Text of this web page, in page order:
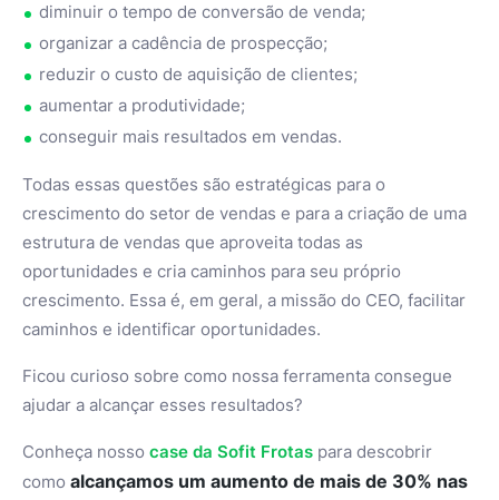
diminuir o tempo de conversão de venda;
organizar a cadência de prospecção;
reduzir o custo de aquisição de clientes;
aumentar a produtividade;
conseguir mais resultados em vendas.
Todas essas questões são estratégicas para o
crescimento do setor de vendas e para a criação de uma
estrutura de vendas que aproveita todas as
oportunidades e cria caminhos para seu próprio
crescimento. Essa é, em geral, a missão do CEO, facilitar
caminhos e identificar oportunidades.
Ficou curioso sobre como nossa ferramenta consegue
ajudar a alcançar esses resultados?
Conheça nosso case da Sofit Frotas para descobrir
como alcançamos um aumento de mais de 30% nas